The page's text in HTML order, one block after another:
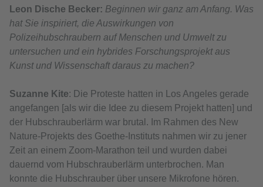
Leon Dische Becker: Beginnen wir ganz am Anfang. Was
hat Sie inspiriert, die Auswirkungen von
Polizeihubschraubern auf Menschen und Umwelt zu
untersuchen und ein hybrides Forschungsprojekt aus
Kunst und Wissenschaft daraus zu machen?
Suzanne Kite: Die Proteste hatten in Los Angeles gerade
angefangen [als wir die Idee zu diesem Projekt hatten] und
der Hubschrauberlärm war brutal. Im Rahmen des New
Nature-Projekts des Goethe-Instituts nahmen wir zu jener
Zeit an einem Zoom-Marathon teil und wurden dabei
dauernd vom Hubschrauberlärm unterbrochen. Man
konnte die Hubschrauber über unsere Mikrofone hören.